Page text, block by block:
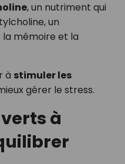
, un nutriment qui
un
mémoire et la
à stimuler les
gérer le stress.
à